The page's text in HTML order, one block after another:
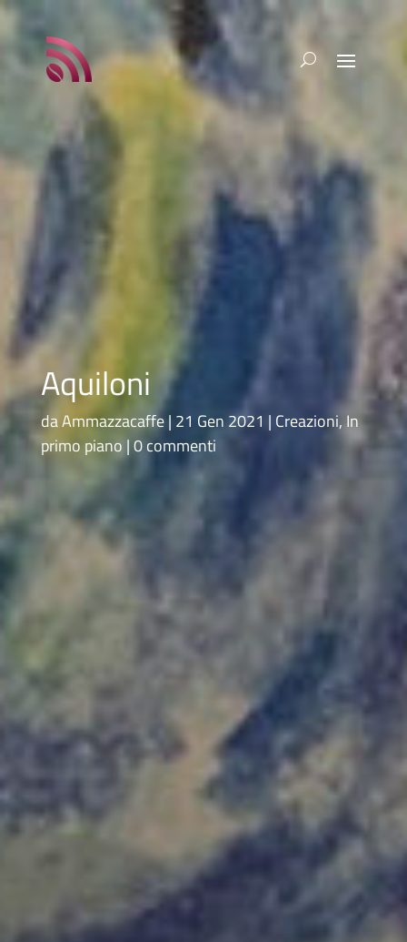
Aquiloni
daAmmazzacaffe 21 Gen 2021 Creazioni, In
primo piano 0 commenti